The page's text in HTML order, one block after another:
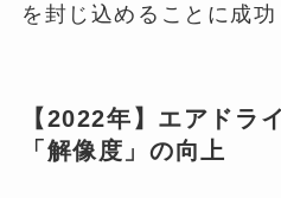
を封じ込めることに成功
【2022年】エアドラ
「解像度」の向上